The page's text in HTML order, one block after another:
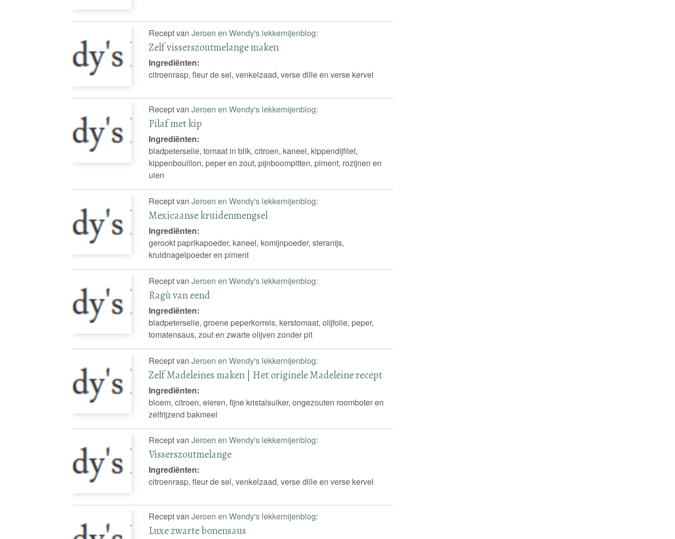
Recept vanJeroen en Wendy's lekkernijenblog:
Zelf visserszoutmelange maken
Ingrediënten:
citroenrasp, fleur de sel, venkelzaad, verse dille en verse kervel
Recept vanJeroen en Wendy's lekkernijenblog:
Pilaf met kip
Ingrediënten:
bladpeterselie, tomaat in blik, citroen, kaneel, kippendijfilet,
kippenbouillon, peper en zout, pijnboompitten, piment, rozijnen en
uien
Recept vanJeroen en Wendy's lekkernijenblog:
Mexicaanse kruidenmengsel
Ingrediënten:
gerookt paprikapoeder, kaneel, komijnpoeder, steranijs,
kruidnagelpoeder en piment
Recept vanJeroen en Wendy's lekkernijenblog:
Ragù van eend
Ingrediënten:
bladpeterselie, groene peperkorrels, kerstomaat, olijfolie, peper,
tomatensaus, zout en zwarte olijven zonder pit
Recept vanJeroen en Wendy's lekkernijenblog:
Zelf Madeleines maken | Het originele Madeleine recept
Ingrediënten:
bloem, citroen, eieren, fijne kristalsuiker, ongezouten roomboter en
zelfrijzend bakmeel
Recept vanJeroen en Wendy's lekkernijenblog:
Visserszoutmelange
Ingrediënten:
citroenrasp, fleur de sel, venkelzaad, verse dille en verse kervel
Recept vanJeroen en Wendy's lekkernijenblog:
Luxe zwarte bonensaus